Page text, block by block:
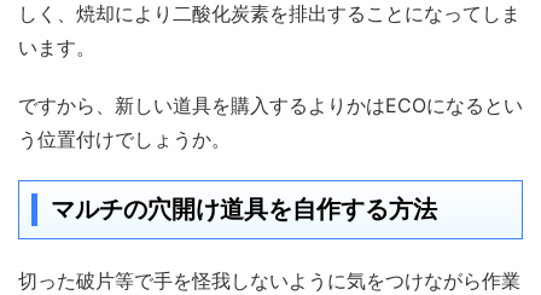
しく、焼却により二酸化炭素を排出することになってしま
います。
ですから、新しい道具を購入するよりかはECOになるとい
う位置付けでしょうか。
マルチの穴開け道具を自作する方法
切った破片等で手を怪我しないように気をつけながら作業